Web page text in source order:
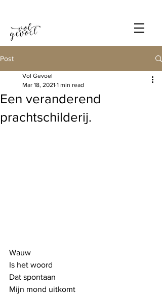
Post
Een veranderend
prachtschilderij.
Vol Gevoel
Mar 18, 2021 1 min read
Wauw
Is het woord
Dat spontaan
Mijn mond uitkomt